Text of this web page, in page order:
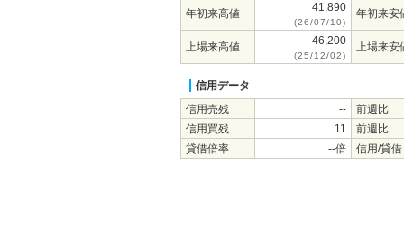
年初来高値 41,890
(26/07/10)
年初来安
上場来高値 46,200
(25/12/02)
上場来安
信用データ
信用売残
--
前週比
信用買残
11
前週比
貸借倍率
--倍 信用/貸借